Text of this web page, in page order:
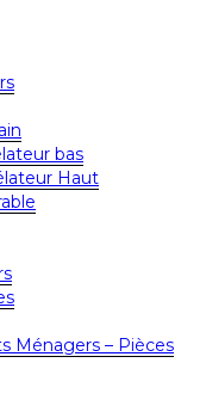
bas
Haut
Ménagers – Pièces